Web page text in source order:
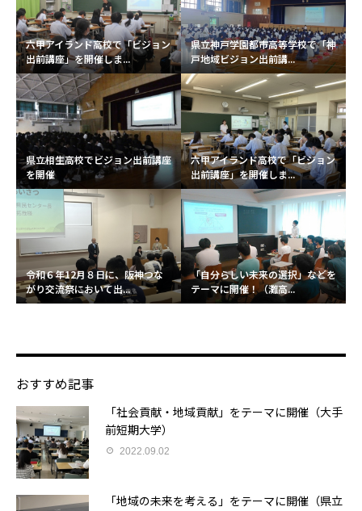
六甲アイランド高校で「ビジョン
出前講座」を開催しま...
県立神戸学園都市高等学校で「神
戸地域ビジョン出前講...
県立相生高校でビジョン出前講座
を開催
六甲アイランド高校で「ビジョン
出前講座」を開催しま...
令和６年12月８日に、阪神つな
がり交流祭において出...
「自分らしい未来の選択」などを
テーマに開催！（灘高...
おすすめ記事
「社会貢献・地域貢献」をテーマに開催（大手
前短期大学）
2022.09.02
「地域の未来を考える」をテーマに開催（県立